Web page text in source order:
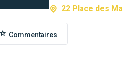
22 Place des
Commentaires